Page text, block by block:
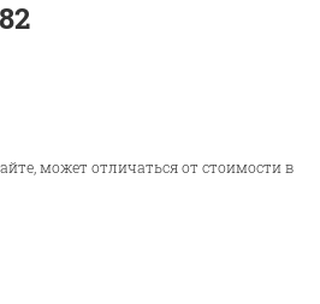
может отличаться от стоимости в